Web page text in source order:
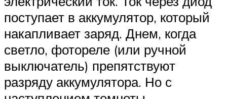
поступает в аккумулятор, который
накапливает заряд. Днем, когда
светло, фотореле (или ручной
выключатель) препятствуют
разряду аккумулятора. Но с